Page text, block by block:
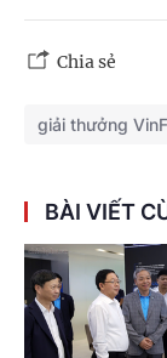
Chia sẻ
giải thưởng
BÀI VIẾT